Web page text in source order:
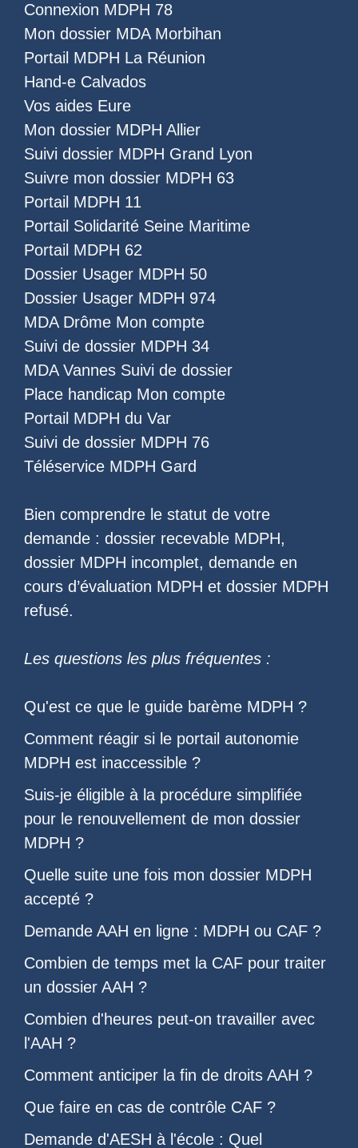
Connexion MDPH 78
Mon dossier MDA Morbihan
Portail MDPH La Réunion
Hand-e Calvados
Vos aides Eure
Mon dossier MDPH Allier
Suivi dossier MDPH Grand Lyon
Suivre mon dossier MDPH 63
Portail MDPH 11
Portail Solidarité Seine Maritime
Portail MDPH 62
Dossier Usager MDPH 50
Dossier Usager MDPH 974
MDA Drôme Mon compte
Suivi de dossier MDPH 34
MDA Vannes Suivi de dossier
Place handicap Mon compte
Portail MDPH du Var
Suivi de dossier MDPH 76
Téléservice MDPH Gard
Bien comprendre le statut de votre
demande : dossier recevable MDPH,
dossier MDPH incomplet, demande en
cours d’évaluation MDPH et dossier MDPH
refusé.
Les questions les plus fréquentes :
Qu'est ce que le guide barème MDPH ?
Comment réagir si le portail autonomie
MDPH est inaccessible ?
Suis-je éligible à la procédure simplifiée
pour le renouvellement de mon dossier
MDPH ?
Quelle suite une fois mon dossier MDPH
accepté ?
Demande AAH en ligne : MDPH ou CAF ?
Combien de temps met la CAF pour traiter
un dossier AAH ?
Combien d'heures peut-on travailler avec
l'AAH ?
Comment anticiper la fin de droits AAH ?
Que faire en cas de contrôle CAF ?
Demande d'AESH à l'école : Quel